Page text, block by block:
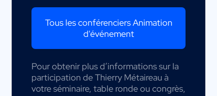
Tous les conférenciers Animation
d'événement
Pour obtenir plus d’informations sur la
participation de Thierry Métaireau à
votre séminaire, table ronde ou congrès,